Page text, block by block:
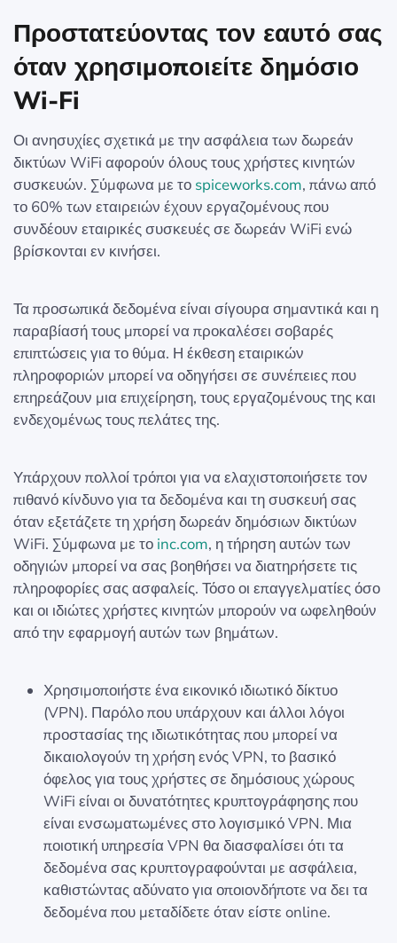
Προστατεύοντας τον εαυτό σας
όταν χρησιμοποιείτε δημόσιο
Wi‑Fi
Οι ανησυχίες σχετικά με την ασφάλεια των δωρεάν
δικτύων WiFi αφορούν όλους τους χρήστες κινητών
συσκευών. Σύμφωνα με το spiceworks.com, πάνω από
το 60% των εταιρειών έχουν εργαζομένους που
συνδέουν εταιρικές συσκευές σε δωρεάν WiFi ενώ
βρίσκονται εν κινήσει.
Τα προσωπικά δεδομένα είναι σίγουρα σημαντικά και η
παραβίασή τους μπορεί να προκαλέσει σοβαρές
επιπτώσεις για το θύμα. Η έκθεση εταιρικών
πληροφοριών μπορεί να οδηγήσει σε συνέπειες που
επηρεάζουν μια επιχείρηση, τους εργαζομένους της και
ενδεχομένως τους πελάτες της.
Υπάρχουν πολλοί τρόποι για να ελαχιστοποιήσετε τον
πιθανό κίνδυνο για τα δεδομένα και τη συσκευή σας
όταν εξετάζετε τη χρήση δωρεάν δημόσιων δικτύων
WiFi. Σύμφωνα με το inc.com, η τήρηση αυτών των
οδηγιών μπορεί να σας βοηθήσει να διατηρήσετε τις
πληροφορίες σας ασφαλείς. Τόσο οι επαγγελματίες όσο
και οι ιδιώτες χρήστες κινητών μπορούν να ωφεληθούν
από την εφαρμογή αυτών των βημάτων.
Χρησιμοποιήστε ένα εικονικό ιδιωτικό δίκτυο
(VPN). Παρόλο που υπάρχουν και άλλοι λόγοι
προστασίας της ιδιωτικότητας που μπορεί να
δικαιολογούν τη χρήση ενός VPN, το βασικό
όφελος για τους χρήστες σε δημόσιους χώρους
WiFi είναι οι δυνατότητες κρυπτογράφησης που
είναι ενσωματωμένες στο λογισμικό VPN. Μια
ποιοτική υπηρεσία VPN θα διασφαλίσει ότι τα
δεδομένα σας κρυπτογραφούνται με ασφάλεια,
καθιστώντας αδύνατο για οποιονδήποτε να δει τα
δεδομένα που μεταδίδετε όταν είστε online.